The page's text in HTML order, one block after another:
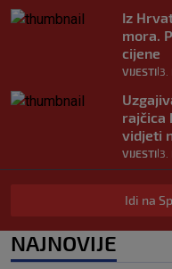
Iz
mora.
cijene
VIJESTI 3.
rajčica
vidjeti
VIJESTI 3.
Evo
Idi na
NAJNOVIJE